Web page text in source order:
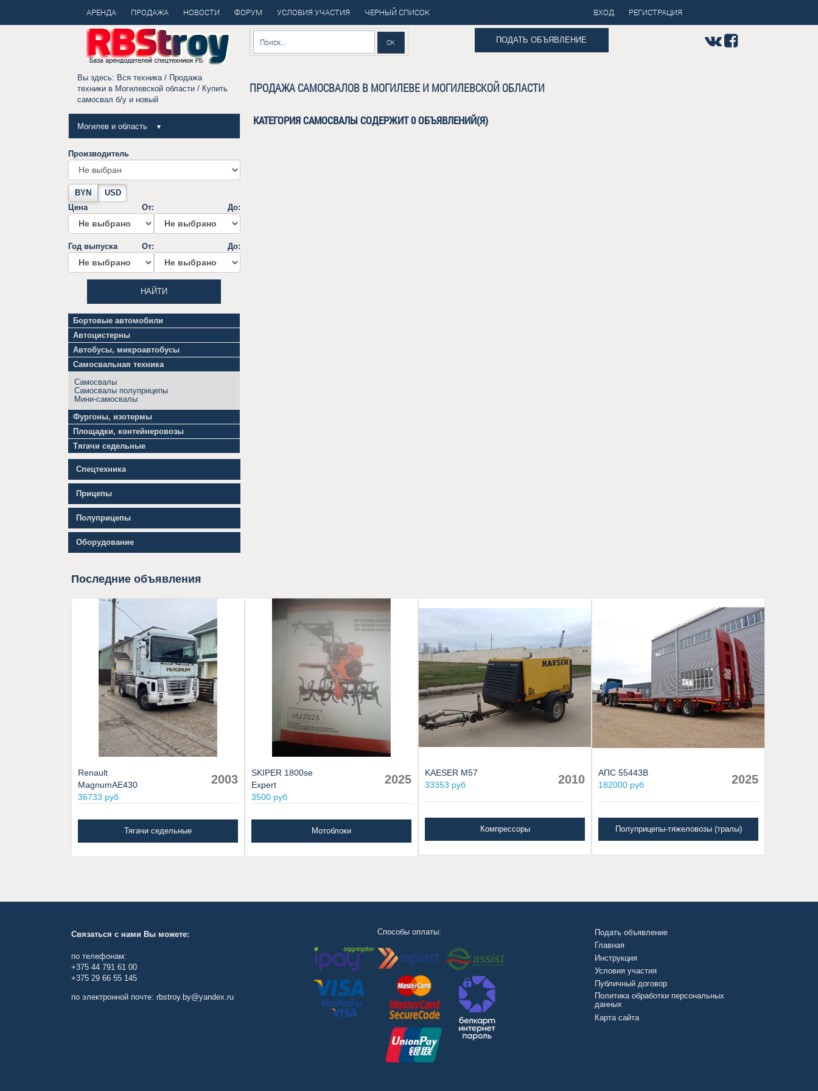
АРЕНДА ПРОДАЖА НОВОСТИ ФОРУМ УСЛОВИЯ УЧАСТИЯ ЧЕРНЫЙ СПИСОК ВХОД РЕГИСТРАЦИЯ
ПОДАТЬ ОБЪЯВЛЕНИЕ
Вы здесь: Вся техника/ Продажа
техники в Могилевской области / Купить
самосвал б/у и новый
ПРОДАЖА САМОСВАЛОВ В МОГИЛЕВЕ И МОГИЛЕВСКОЙ ОБЛАСТИ
КАТЕГОРИЯ САМОСВАЛЫ СОДЕРЖИТ 0 ОБЪЯВЛЕНИЙ(Я)
Могилев и область ▼
Производитель
BYN
USD
Цена
От: До:
Год выпуска От: До:
НАЙТИ
Бортовые автомобили
Грузовики
бортовые
Длинномеры
Гидроманипуляторы
Грузовики
тентованные
Грузовики
шторные
Автоцистерны
Бензовозы
Битумовозы,
нефтевозы
Топливозаправщики
Химические
цистерны
Цементовозы
Автобусы, микроавтобусы
Автобусы
Микроавтобусы
грузовые
Микроавтобусы
пассажирские
Самосвальная техника
Самосвалы
Самосвалы полуприцепы
Мини-самосвалы
Фургоны, изотермы
Грузовые
фургоны
Изотермические
фургоны
(изотермы)
Рефрижераторы
Площадки, контейнеровозы
Контейнеровозы
Мультилифты
Тралы,
платформы
Тягачи седельные
Тягачи
седельные
Спецтехника
Прицепы
Полуприцепы
Оборудование
Последние объявления
Renault
MagnumAE430
36733 руб
2003
Тягачи седельные
SKIPER 1800se
Expert
3500 руб
2025
Мотоблоки
KAESER M57
33353 руб
2010
Компрессоры
АПС 55443В
182000 руб
2025
Полуприцепы-тяжеловозы (тралы)
Связаться с нами Вы можете:
по телефонам:
+375 44 791 61 00
+375 29 66 55 145
по электронной почте: rbstroy.by@yandex.ru
Способы оплаты:
Подать объявление
Главная
Инструкция
Условия участия
Публичный договор
Политика обработки персональных
данных
Карта сайта